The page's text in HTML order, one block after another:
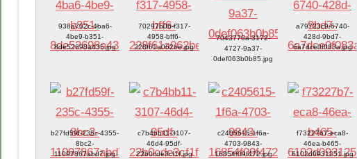
938a702c-4ba6-
4be9-b351-
8de52698a435.jpg
70297b06-f317-
4958-bff6-
228f61a062be.jpg
7043776a-3172-
4727-9a37-
0def063b0b85.jpg
a79723c9-6740-
428d-9bd7-
6a7dce0f083a.jpg
b27fd59f-235c-4355-
8bc2-
11097867abd7.jpg
c7b4bb11-3107-
46d4-95df-
22b0cde3cf1f.jpg
c2405615-1f6a-
4703-9843-
16854f09f472.jpg
f73227b7-eca8-
46ea-b465-
6102d0931251.jpg